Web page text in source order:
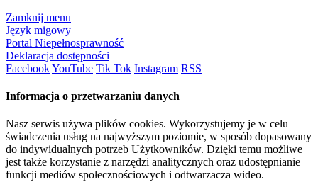
Zamknij menu
Język migowy
Portal Niepełnosprawność
Deklaracja dostępności
FacebookYouTube Tik Tok Instagram RSS
Informacja o przetwarzaniu danych
Nasz serwis używa plików cookies. Wykorzystujemy je w celu
świadczenia usług na najwyższym poziomie, w sposób dopasowany
do indywidualnych potrzeb Użytkowników. Dzięki temu możliwe
jest także korzystanie z narzędzi analitycznych oraz udostępnianie
funkcji mediów społecznościowych i odtwarzacza wideo.